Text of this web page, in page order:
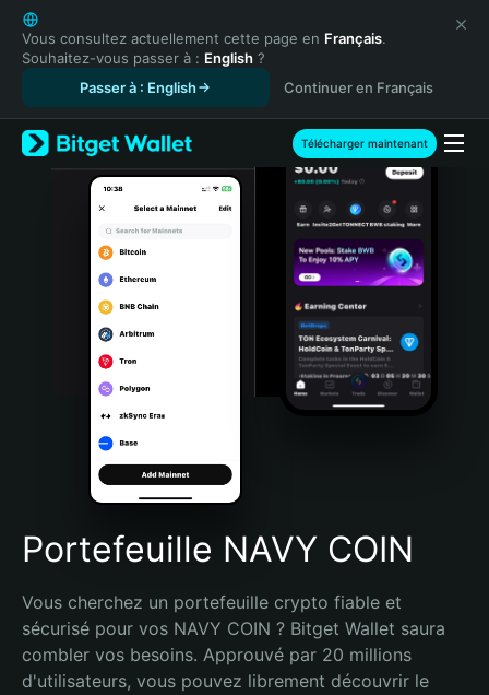
English
日本語
Tiếng Việt
Español (Latinoamérica)
Türkçe
Italiano
Português (Portugal)
Bahasa Indonesia
Português (Brasil)
Español (Argentina)
Vous consultez actuellement cette page en Français.
Souhaitez-vous passer à : English ?
Passer à : English
Continuer en Français
Télécharger maintenant
Portefeuille NAVY COIN
Vous cherchez un portefeuille crypto fiable et
sécurisé pour vos NAVY COIN ? Bitget Wallet saura
combler vos besoins. Approuvé par 20 millions
d'utilisateurs, vous pouvez librement découvrir le